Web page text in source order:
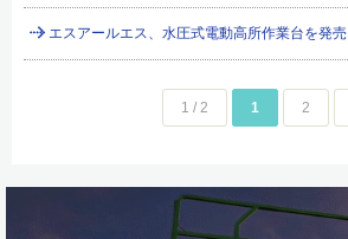
エスアールエス、水圧式電動高所作業台を発売
1 / 2 1 2